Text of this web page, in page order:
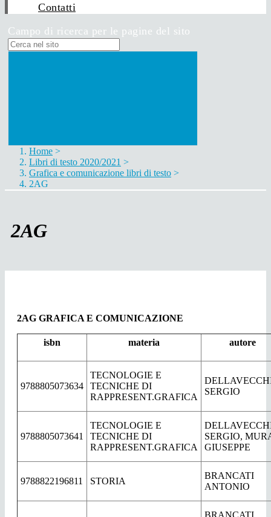
Contatti
Campo di ricerca per le pagine del sito
Home >
Libri di testo 2020/2021 >
Grafica e comunicazione libri di testo >
2AG
2AG
2AG GRAFICA E COMUNICAZIONE
isbn materia autore
9788805073634
TECNOLOGIE E
TECNICHE DI
RAPPRESENT.GRAFICA
SERGIO
9788805073641
TECNOLOGIE E
TECNICHE DI
RAPPRESENT.GRAFICA
SERGIO,
GIUSEPPE
9788822196811 STORIA
BRANCATI
ANTONIO